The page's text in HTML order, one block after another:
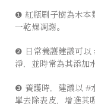
❶ 紅瓶刷子樹為木本
一乾燥凋謝。
❷ 日常養護建議可以
淨，並時常為其添
❸ 養護時，建議以 #
單去除表皮，增進